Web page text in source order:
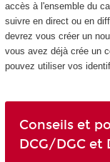
accès à l'ensemble du
suivre en direct ou en
devrez vous créer un
vous avez déjà crée un
pouvez utiliser vos
Conseils et
DCG/DGC et